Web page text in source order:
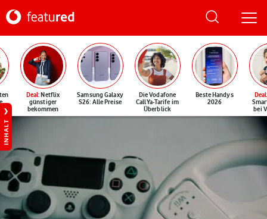
Deal: Netflix
günstiger
bekommen
Samsung Galaxy
S26: Alle Preise
Die Vodafone
CallYa-Tarife im
Überblick
Beste Handys
2026
Deal
bei
INHALT